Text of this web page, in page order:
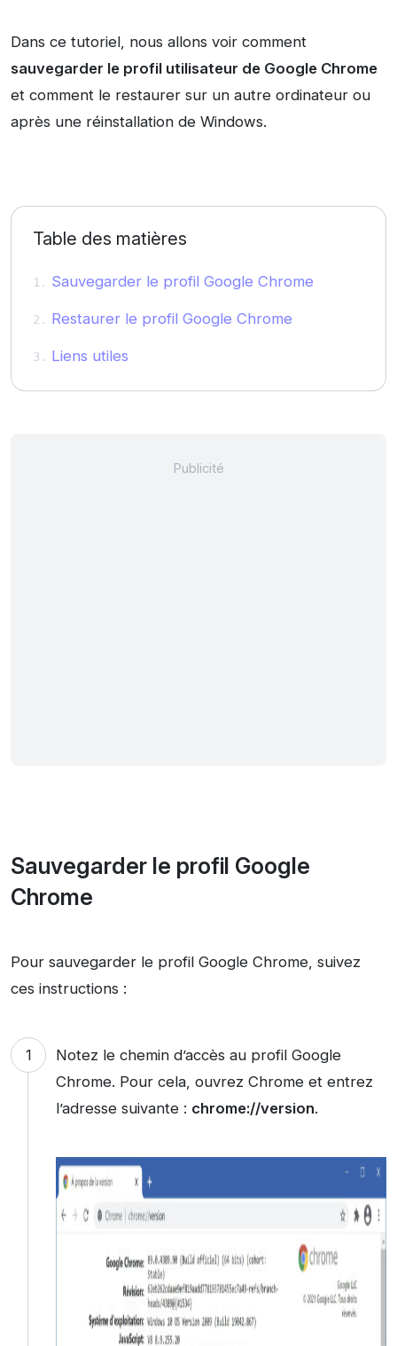
Dans ce tutoriel, nous allons voir comment
sauvegarder le profil utilisateur de Google Chrome
et comment le restaurer sur un autre ordinateur ou
après une réinstallation de Windows.
Table des matières
Sauvegarder le profil Google Chrome
Restaurer le profil Google Chrome
Liens utiles
Sauvegarder le profil Google
Chrome
Pour sauvegarder le profil Google Chrome, suivez
ces instructions :
Notez le chemin d’accès au profil Google
Chrome. Pour cela, ouvrez Chrome et entrez
l’adresse suivante : chrome://version.